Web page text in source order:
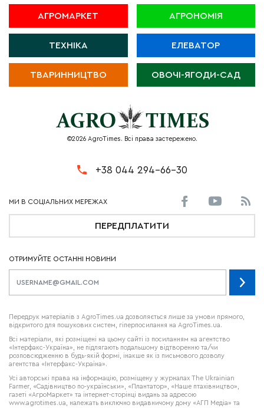
АГРОМАРКЕТ АГРОНОМІЯ
ТЕХНІКА ЕЛЕВАТОР
ТВАРИННИЦТВО ОВОЧІ-ЯГОДИ-САД
©2026 AgroTimes. Всі права застережено.
+38 044 294-66-30
ПЕРЕДПЛАТИТИ
ОТРИМУЙТЕ ОСТАННІ НОВИНИ
Передрук матеріалів з AgroTimes.ua дозволяється лише за умови прямого,
відкритого для пошукових систем, гіперпосилання на AgroTimes.ua.
Всі матеріали, які розміщені на цьому сайті із посиланням на агентство
«Інтерфакс-Україна», не підлягають подальшому відтворенню та/чи
розповсюдженню в будь-якій формі, інакше як із письмового дозволу
агентства «Інтерфакс-Україна».
Усі авторські права на інформацію, розміщену у журналах The Ukrainian
Farmer, «Садівництво по-українськи», «Плантатор», «Наше птахівництво»,
газеті «АгроМаркет» та інтернет-сторінці видань за адресою
www.agrotimes.ua, належать виключно видавничому дому «АГП Медіа» та